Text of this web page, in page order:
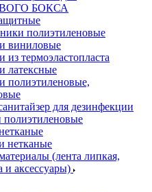
БОКСА
полиэтиленовые
виниловые
из термоэластопласта
латексные
полиэтиленовые,
для дезинфекции
полиэтиленовые
нетканые
(лента липкая,
и аксессуары)